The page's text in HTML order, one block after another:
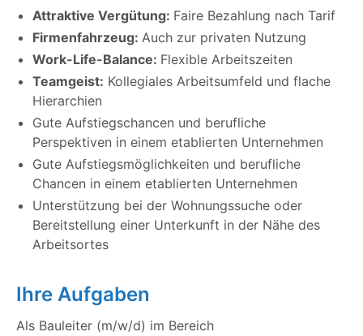
Attraktive Vergütung: Faire Bezahlung nach Tarif
Firmenfahrzeug: Auch zur privaten Nutzung
Work-Life-Balance: Flexible Arbeitszeiten
Teamgeist: Kollegiales Arbeitsumfeld und flache
Hierarchien
Gute Aufstiegschancen und berufliche
Perspektiven in einem etablierten Unternehmen
Gute Aufstiegsmöglichkeiten und berufliche
Chancen in einem etablierten Unternehmen
Unterstützung bei der Wohnungssuche oder
Bereitstellung einer Unterkunft in der Nähe des
Arbeitsortes
Ihre Aufgaben
Als Bauleiter (m/w/d) im Bereich